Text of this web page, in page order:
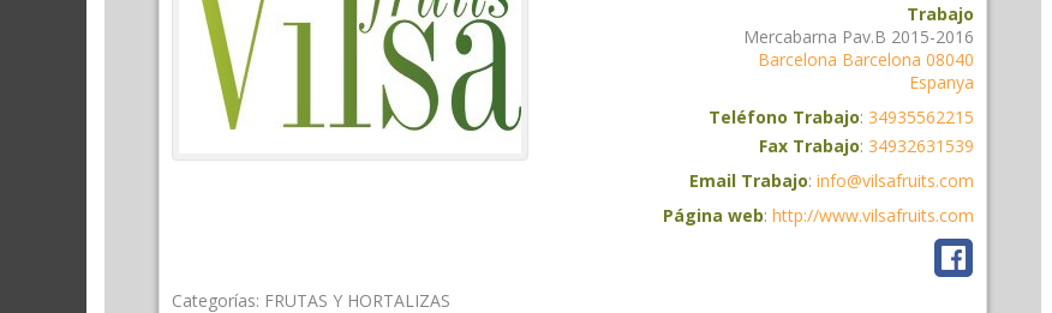
Trabajo
Mercabarna Pav.B 2015-2016
Barcelona Barcelona 08040
Espanya
Teléfono Trabajo: 34935562215
Fax Trabajo: 34932631539
Email Trabajo: info@vilsafruits.com
Página web: http://www.vilsafruits.com
Categorías: FRUTAS Y HORTALIZAS